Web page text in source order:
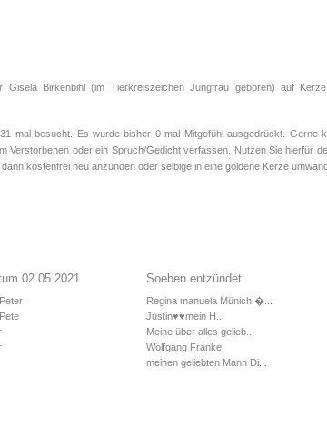
Gisela Birkenbihl (im TierkreiszeichenJungfrau geboren) auf
mal besucht. Es wurde bisher 0 mal Mitgefühl ausgedrückt. Gerne
Verstorbenen oder ein Spruch/Gedicht verfassen. Nutzen Sie hierfür
kostenfrei neu anzünden oder selbige in eine goldene Kerze
02.05.2021 Soeben entzündet
Regina manuela Münich �...
Justin♥️♥️mein H...
Meine über alles gelieb...
Wolfgang Franke
meinen geliebten Mann Di...